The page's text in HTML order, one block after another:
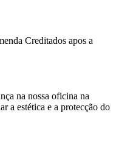
Creditados apos a
na nossa oficina na
a estética e a protecção do